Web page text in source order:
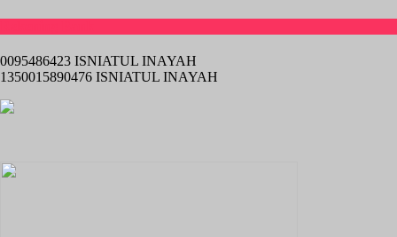
0095486423 ISNIATUL INAYAH
1350015890476 ISNIATUL INAYAH